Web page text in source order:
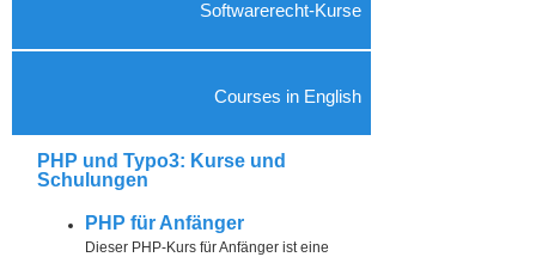
Softwarerecht-Kurse
Courses in English
PHP und Typo3: Kurse und
Schulungen
PHP für Anfänger
Dieser PHP-Kurs für Anfänger ist eine